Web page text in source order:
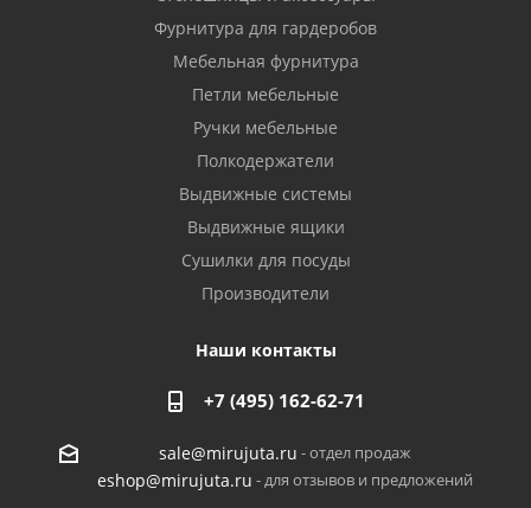
Фурнитура для гардеробов
Мебельная фурнитура
Петли мебельные
Ручки мебельные
Полкодержатели
Выдвижные системы
Выдвижные ящики
Сушилки для посуды
Производители
Наши контакты
+7 (495) 162-62-71
sale@mirujuta.ru - отдел продаж
eshop@mirujuta.ru - для отзывов и предложений